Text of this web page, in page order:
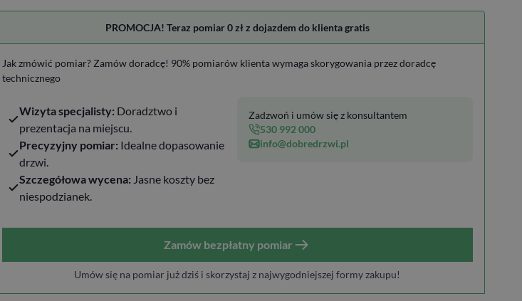
PROMOCJA! Teraz pomiar 0 zł z dojazdem do klienta gratis
Jak zmówić pomiar? Zamów doradcę! 90% pomiarów klienta wymaga skorygowania przez doradcę
technicznego
Wizyta specjalisty: Doradztwo i
prezentacja na miejscu.
Precyzyjny pomiar: Idealne dopasowanie
drzwi.
Szczegółowa wycena: Jasne koszty bez
niespodzianek.
Zadzwoń i umów się z konsultantem
530 992 000
info@dobredrzwi.pl
Zamów bezpłatny pomiar
Umów się na pomiar już dziś i skorzystaj z najwygodniejszej formy zakupu!